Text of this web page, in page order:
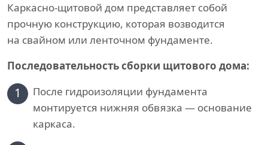
Каркасно-щитовой дом представляет собой
прочную конструкцию, которая возводится
на свайном или ленточном фундаменте.
Последовательность сборки щитового дома:
1
После гидроизоляции фундамента
монтируется нижняя обвязка — основание
каркаса.